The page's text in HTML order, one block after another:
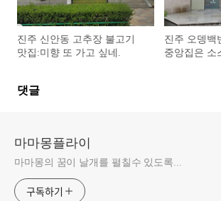
진주 신안동 고추장 불고기
맛집:미향 또 가고 싶네.
진주 오뎅백
중앙집은 소
댓글
마마몽플라이
마마몽의 꿈이 날개를 펼칠수 있도록...
구독하기